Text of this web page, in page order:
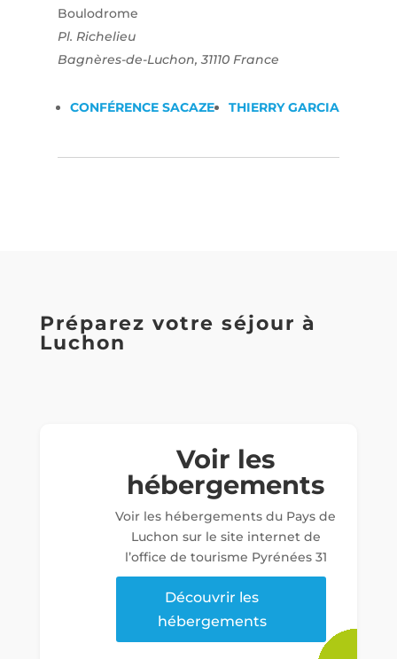
Boulodrome
Pl. Richelieu
Bagnères-de-Luchon, 31110 France
CONFÉRENCE SACAZE THIERRY GARCIA
Préparez votre séjour à
Luchon
Voir les
hébergements
Voir les hébergements du Pays de
Luchon sur le site internet de
l’office de tourisme Pyrénées 31
Découvrir les
hébergements